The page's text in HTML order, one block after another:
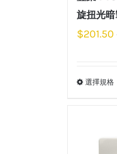
旋扭光
$201.50
選擇規格